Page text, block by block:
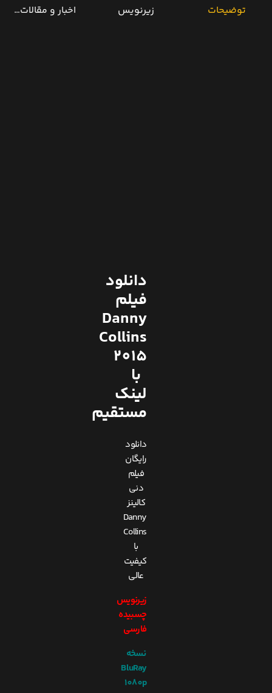
توضیحات زیرنویس اخبار و مقالات
دانلود
فیلم
Danny
Collins
2015
با
لینک
مستقیم
دانلود
رایگان
فیلم
دنی
کالینز
Danny
Collins
با
کیفیت
عالی
زیرنویس
چسبیده
فارسی
نسخه
BluRay
1080p